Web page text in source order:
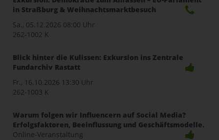
in Straßburg & Weihnachtsmarktbesuch
Sa., 05.12.2026 08:00 Uhr
262-1002 K
Blick hinter die Kulissen: Exkursion ins Zentrale
Fundarchiv Rastatt
Fr., 16.10.2026 13:30 Uhr
262-1003 K
Warum folgen wir Influencern auf Social Media?
Erfolgsfaktoren, Beeinflussung und Geschäftsmodelle.
Online-Veranstaltung